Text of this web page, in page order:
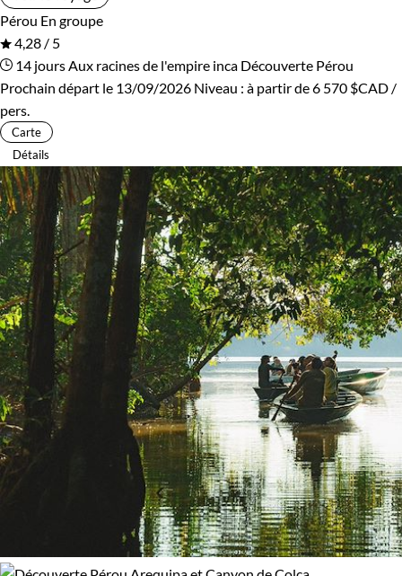
Pérou En groupe
4,28 / 5
14 jours Aux racines de l'empire inca Découverte Pérou
Prochain départ le 13/09/2026 Niveau : à partir de6 570 $CAD /
pers.
Carte
Détails